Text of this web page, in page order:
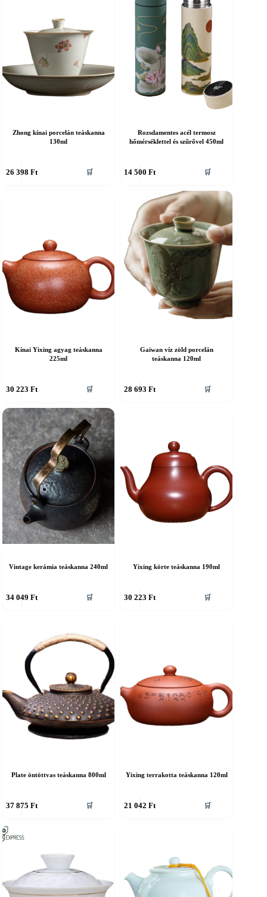
Zhong kínai porcelán teáskanna
130ml
26 398 Ft 🛒
Rozsdamentes acél termosz
hőmérséklettel és szűrővel 450ml
14 500 Ft 🛒
Kínai Yixing agyag teáskanna
225ml
30 223 Ft 🛒
Gaiwan víz zöld porcelán
teáskanna 120ml
28 693 Ft 🛒
Vintage kerámia teáskanna 240ml
34 049 Ft 🛒
Yixing körte teáskanna 190ml
30 223 Ft 🛒
Plate öntöttvas teáskanna 800ml
37 875 Ft 🛒
Yixing terrakotta teáskanna 120ml
21 042 Ft 🛒